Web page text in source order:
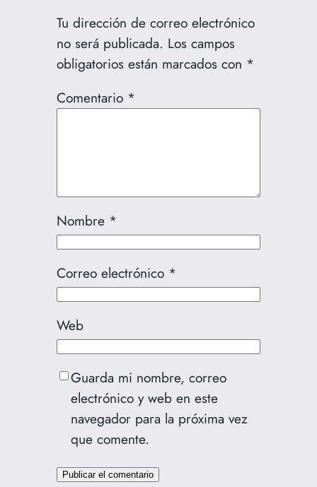
Tu dirección de correo electrónico
no será publicada. Los campos
obligatorios están marcados con *
Comentario *
Nombre *
Correo electrónico *
Web
Guarda mi nombre, correo
electrónico y web en este
navegador para la próxima vez
que comente.